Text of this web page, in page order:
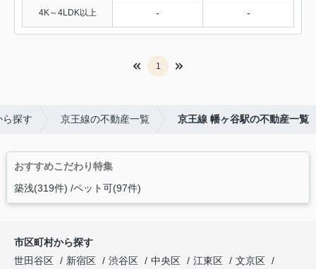
4K～4LDK以上 - -
1
ら探す 京王線の不動産一覧 京王線 幡ヶ谷駅の不動産一覧
おすすめこだわり特集
築浅(319件) ペット可(97件)
市区町村から探す
世田谷区
新宿区 渋谷区 中央区 江東区
文京区